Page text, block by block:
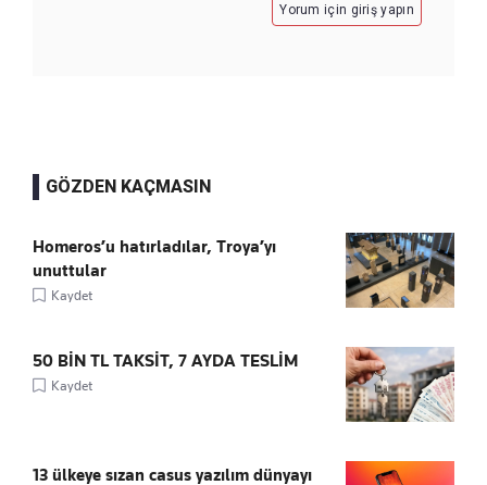
Yorum için giriş yapın
GÖZDEN KAÇMASIN
Homeros’u hatırladılar, Troya’yı
unuttular
Kaydet
50 BİN TL TAKSİT, 7 AYDA TESLİM
Kaydet
13 ülkeye sızan casus yazılım dünyayı